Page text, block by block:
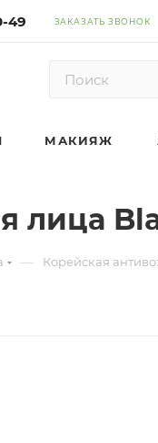
49 ЗАКАЗАТЬ ЗВОНОК
МАКИЯЖ
лица
— Корейская